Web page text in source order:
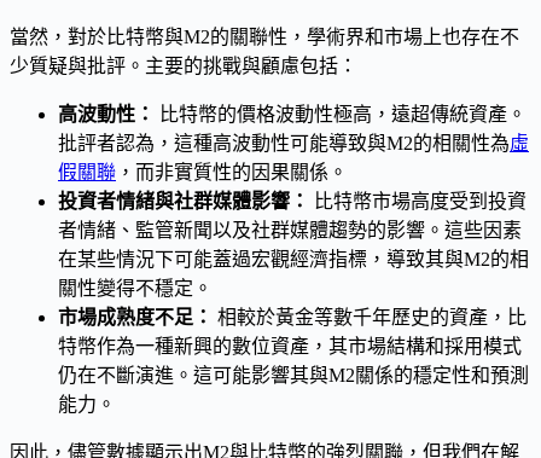
當然，對於比特幣與M2的關聯性，學術界和市場上也存在不
少質疑與批評。主要的挑戰與顧慮包括：
高波動性：
比特幣的價格波動性極高，遠超傳統資產。
批評者認為，這種高波動性可能導致與M2的相關性為虛
假關聯 ，而非實質性的因果關係。
投資者情緒與社群媒體影響：
比特幣市場高度受到投資
者情緒、監管新聞以及社群媒體趨勢的影響。這些因素
在某些情況下可能蓋過宏觀經濟指標，導致其與M2的相
關性變得不穩定。
市場成熟度不足： 相較於黃金等數千年歷史的資產，比
特幣作為一種新興的數位資產，其市場結構和採用模式
仍在不斷演進。這可能影響其與M2關係的穩定性和預測
能力。
因此，儘管數據顯示出M2與比特幣的強烈關聯，但我們在解